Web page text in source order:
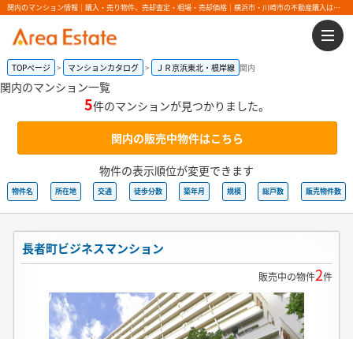
関内のマンション情報｜購入・売り物件、売却査定・相場・売却価格｜横浜市・川崎市の不動産購入はエリアエステート
TOPページ マンションカタログ ＪＲ京浜東北・根岸線 関内
関内のマンション一覧
5件のマンションが見つかりました。
関内の販売中物件はこちら
物件の表示順位が変更できます
物件名 所在地 交通 徒歩分数 築年月 規模 総戸数 販売物件数
長者町ビジネスマンション
販売中の物件2件